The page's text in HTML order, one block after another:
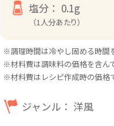
塩分： 0.1g
（1人分あたり）
※調理時間は冷やし固める時間
※材料費は調味料の価格を含ん
※材料費はレシピ作成時の価格
ジャンル： 洋風